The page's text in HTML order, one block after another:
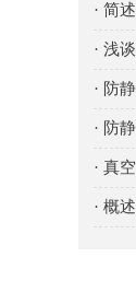
· 简
· 防
· 防
· 真
· 概